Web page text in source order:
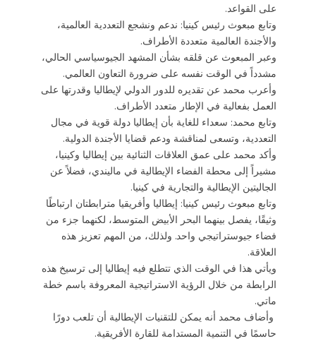
على القواعد.
وتابع مبعوث رئيس كينيا: ندعم ونشجع التعددية العالمية،
والأجندة العالمية متعددة الأطراف.
وعبر المبعوث عن قلقه بشأن المشهد الجيوسياسي الحالي،
مشدداً في الوقت نفسه على ضرورة التعاون العالمي.
وأعرب محمد عن تقديره للدور الدولي لإيطاليا وقدرتها على
العمل بفعالية في الإطار متعدد الأطراف.
وتابع محمد: سعداء للغاية بأن إيطاليا دولة قوية في مجال
التعددية، وتسعى لمناقشة ودعم قضايا الأجندة الدولية.
وأكد محمد على عمق العلاقات الثنائية بين إيطاليا وكينيا،
مشيراً إلى محطة الفضاء الإيطالية في ماليندي، فضلاً عن
الجاليتين الإيطالية والتجارية في كينيا.
وتابع مبعوث رئيس كينيا: إيطاليا وأفريقيا مترابطتان ارتباطًا
وثيقًا، يفصل بينهما البحر الأبيض المتوسط، لكنهما جزء من
فضاء جيوستراتيجي واحد. ولذلك، من المهم تعزيز هذه
العلاقة.
ويأتي هذا في الوقت الذي تتطلع فيه إيطاليا إلى ترسيخ هذه
الرابطة من خلال الرؤية الاستراتيجية المعروفة باسم خطة
ماتي.
وأضاف محمد أنه يمكن للتقنيات الإيطالية أن تلعب دورًا
حاسمًا في التنمية المستدامة للقارة الأفريقية.